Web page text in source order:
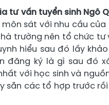
tư vấn tuyển sinh Ngô
sát với nhu cầu
trường nên tổ chức tư
hiểu sau đó lấy
đăng ký là gì sau đó
với học sinh và
sẵn các tổ hợp trước